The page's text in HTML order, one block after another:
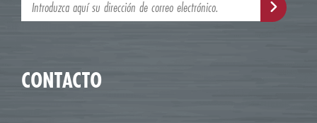
CONTACTO